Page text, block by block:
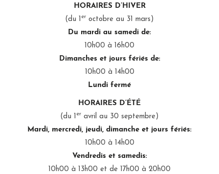
HORAIRES D’HIVER
(du 1 er octobre au 31 mars)
Du mardi au samedi de:
10h00 à 16h00
Dimanches et jours fériés de:
10h00 à 14h00
Lundi fermé
HORAIRES D’ÉTÉ
(du 1 er avril au 30 septembre)
Mardi, mercredi, jeudi, dimanche et jours fériés:
10h00 à 14h00
Vendredis et samedis:
10h00 à 13h00 et de 17h00 à 20h00